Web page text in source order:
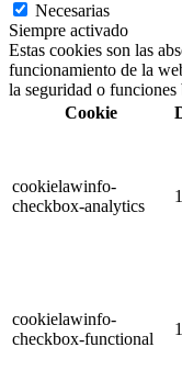
Necesarias
Siempre activado
Estas cookies son las
funcionamiento de la
la seguridad o funciones
Cookie
cookielawinfo-
checkbox-analytics
cookielawinfo-
checkbox-functional